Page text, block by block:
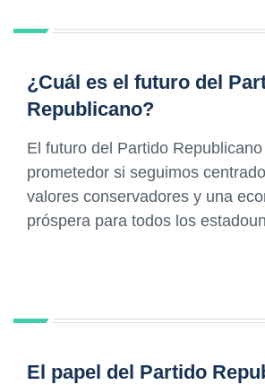
¿Cuál es el futuro del
Republicano?
El futuro del Partido
prometedor si seguimos
valores conservadores y una
próspera para todos los
El papel del Partido